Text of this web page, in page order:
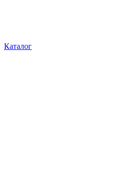
Каталог